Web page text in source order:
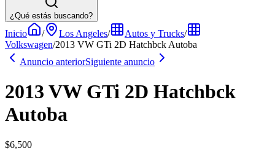
¿Qué estás buscando?
Inicio / Los Angeles/ Autos y Trucks/
Volkswagen/2013 VW GTi 2D Hatchbck Autoba
Anuncio anteriorSiguiente anuncio
2013 VW GTi 2D Hatchbck
Autoba
$6,500